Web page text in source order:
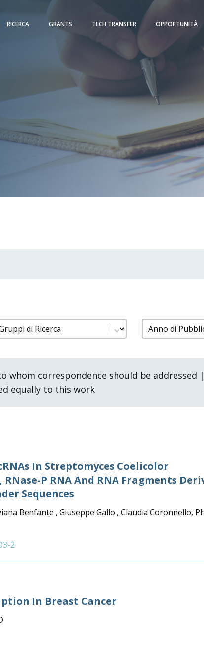
RICERCA GRANTS TECH TRANSFER OPPORTUNITÀ
pubblicazioni gruppi ricerca
content filtro
Select content
whom correspondence should be addressed |
equally to this work
In Streptomyces Coelicolor
P RNA And RNA Fragments
Sequences
Benfante , Giuseppe Gallo , Claudia Coronnello,
2
In Breast Cancer